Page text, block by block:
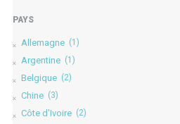
PAYS
Allemagne (1)
Argentine (1)
Belgique (2)
Chine (3)
Côte d'Ivoire (2)